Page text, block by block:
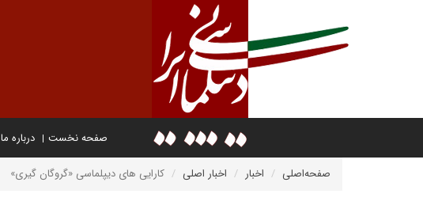
صفحه نخست درباره ما
صفحه‌اصلی اخبار اخبار اصلی کارایی های دیپلماسی «گروگان گیری»